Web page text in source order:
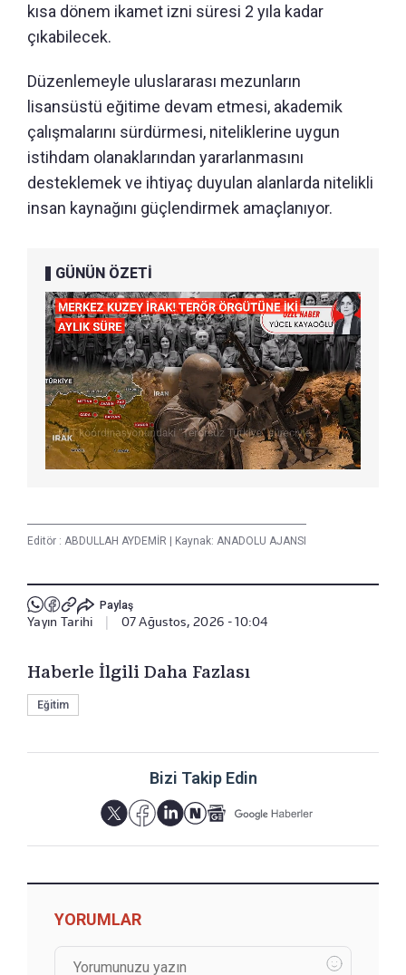
kısa dönem ikamet izni süresi 2 yıla kadar
çıkabilecek.
Düzenlemeyle uluslararası mezunların
lisansüstü eğitime devam etmesi, akademik
çalışmalarını sürdürmesi, niteliklerine uygun
istihdam olanaklarından yararlanmasını
desteklemek ve ihtiyaç duyulan alanlarda nitelikli
insan kaynağını güçlendirmek amaçlanıyor.
GÜNÜN ÖZETİ
Editör : ABDULLAH AYDEMİR | Kaynak: ANADOLU AJANSI
Paylaş
Yayın Tarihi 07 Ağustos, 2026 - 10:04
Haberle İlgili Daha Fazlası
Eğitim
Bizi Takip Edin
YORUMLAR